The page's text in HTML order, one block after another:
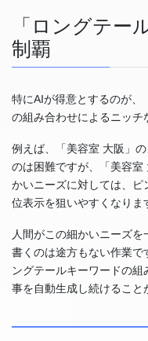
「ロングテー
制覇
特にAIが得意とするのが、
の組み合わせによるニッチ
例えば、「美容室 大阪」
のは困難ですが、「美容
かいニーズに対しては、ピ
位表示を狙いやすくなりま
人間がこの細かいニーズ
書くのは途方もない作業で
ングテールキーワードの
事を自動生成し続けること